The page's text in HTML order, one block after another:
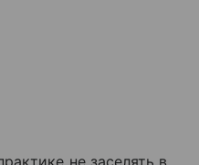
не заселять в